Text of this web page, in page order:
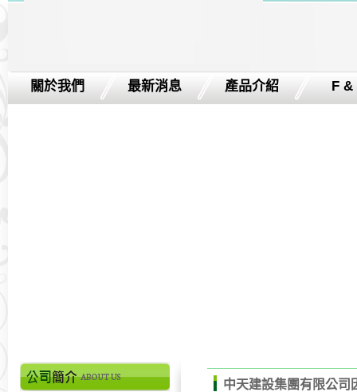
關於我們 最新消息 產品介紹 F &
中天建設集團有限公司